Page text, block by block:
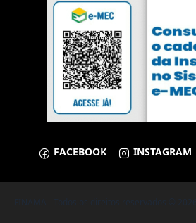
FACEBOOK INSTAGRAM